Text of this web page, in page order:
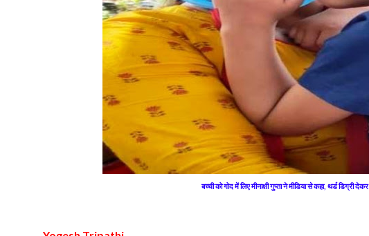
बच्ची को गोद में लिए मीनाक्षी गुप्ता ने मीडिया से कहा, थर्ड डिग्री